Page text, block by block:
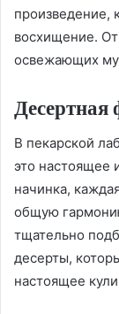
произведение,
восхищение.
освежающих
Десертная
В пекарской
это настоящее
начинка,
общую
тщательно
десерты,
настоящее